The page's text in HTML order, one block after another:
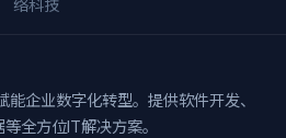
络科技
企业数字化转型。提供软件开发、
全方位IT解决方案。